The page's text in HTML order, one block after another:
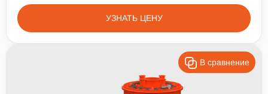
УЗНАТЬ ЦЕНУ
В сравнение